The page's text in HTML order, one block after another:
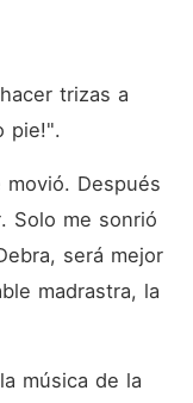
trizas a
pie!".
Después
Solo me sonrió
será mejor
madrastra, la
música de la